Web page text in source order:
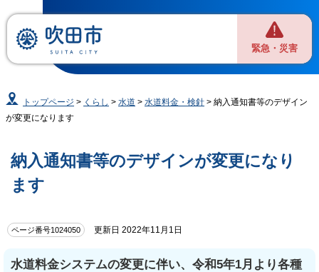
緊急・災害
トップページ > くらし >水道 >水道料金・検針 > 納入通知書等のデザイン
が変更になります
納入通知書等のデザインが変更になり
ます
ページ番号1024050 更新日 2022年11月1日
水道料金システムの変更に伴い、令和5年1月より各種